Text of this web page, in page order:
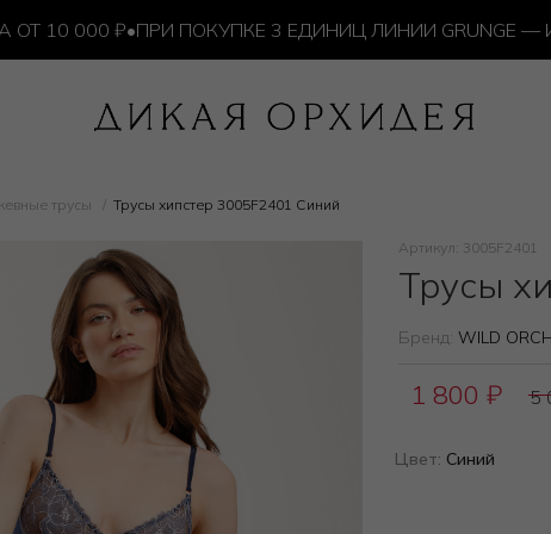
000 ₽•ПРИ ПОКУПКЕ 3 ЕДИНИЦ ЛИНИИ GRUNGE —
трусы Трусы хипстер 3005F2401 Синий
Артикул: 3005F2401
Трусы
Бренд: WILD
1 800 ₽ 5
Цвет: Синий